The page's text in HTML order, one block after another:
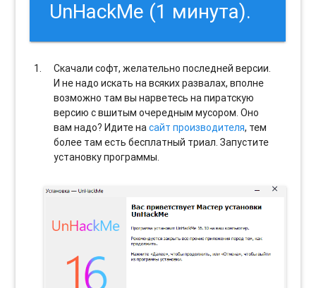
UnHackMe (1 минута).
Скачали софт, желательно последней версии.
И не надо искать на всяких развалах, вполне
возможно там вы нарветесь на пиратскую
версию с вшитым очередным мусором. Оно
вам надо? Идите насайт производителя, тем
более там есть бесплатный триал. Запустите
установку программы.